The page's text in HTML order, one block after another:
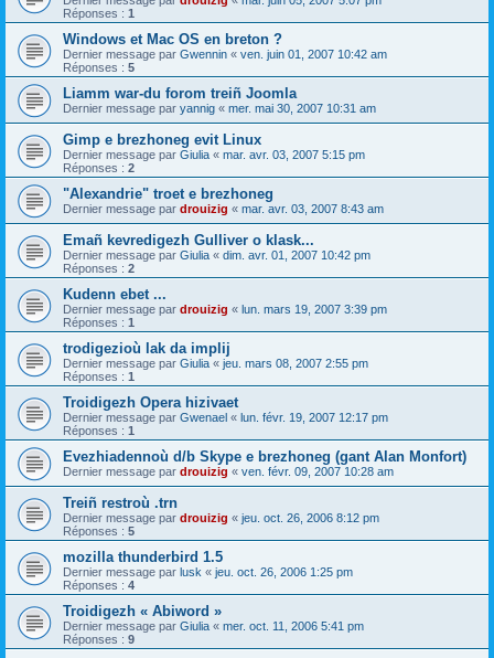
Réponses : 1
Windows et Mac OS en breton ?
Dernier message par Gwennin « ven. juin 01, 2007 10:42 am
Réponses : 5
Liamm war-du forom treiñ Joomla
Dernier message par yannig « mer. mai 30, 2007 10:31 am
Gimp e brezhoneg evit Linux
Dernier message par Giulia « mar. avr. 03, 2007 5:15 pm
Réponses : 2
"Alexandrie" troet e brezhoneg
Dernier message par drouizig « mar. avr. 03, 2007 8:43 am
Emañ kevredigezh Gulliver o klask...
Dernier message par Giulia « dim. avr. 01, 2007 10:42 pm
Réponses : 2
Kudenn ebet ...
Dernier message par drouizig « lun. mars 19, 2007 3:39 pm
Réponses : 1
trodigezioù lak da implij
Dernier message par Giulia « jeu. mars 08, 2007 2:55 pm
Réponses : 1
Troidigezh Opera hizivaet
Dernier message par Gwenael « lun. févr. 19, 2007 12:17 pm
Réponses : 1
Evezhiadennoù d/b Skype e brezhoneg (gant Alan Monfort)
Dernier message par drouizig « ven. févr. 09, 2007 10:28 am
Treiñ restroù .trn
Dernier message par drouizig « jeu. oct. 26, 2006 8:12 pm
Réponses : 5
mozilla thunderbird 1.5
Dernier message par lusk « jeu. oct. 26, 2006 1:25 pm
Réponses : 4
Troidigezh « Abiword »
Dernier message par Giulia « mer. oct. 11, 2006 5:41 pm
Réponses : 9